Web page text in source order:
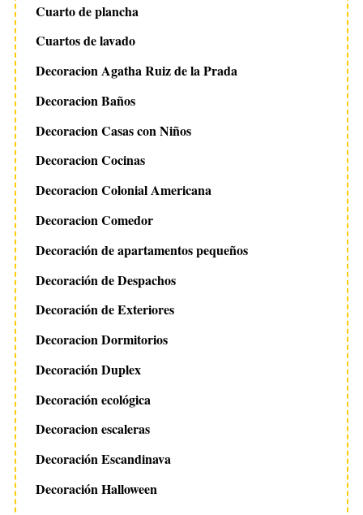
Cuarto de plancha
Cuartos de lavado
Decoracion Agatha Ruiz de la Prada
Decoracion Baños
Decoracion Casas con Niños
Decoracion Cocinas
Decoracion Colonial Americana
Decoracion Comedor
Decoración de apartamentos pequeños
Decoración de Despachos
Decoración de Exteriores
Decoracion Dormitorios
Decoración Duplex
Decoración ecológica
Decoracion escaleras
Decoración Escandinava
Decoración Halloween
a
c